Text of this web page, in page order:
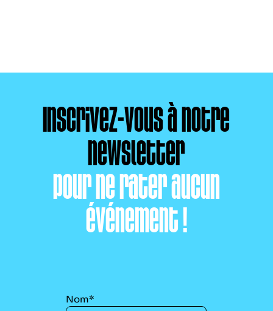
Inscrivez-vous à notre
newsletter
pour ne rater aucun
événement !
Nom*